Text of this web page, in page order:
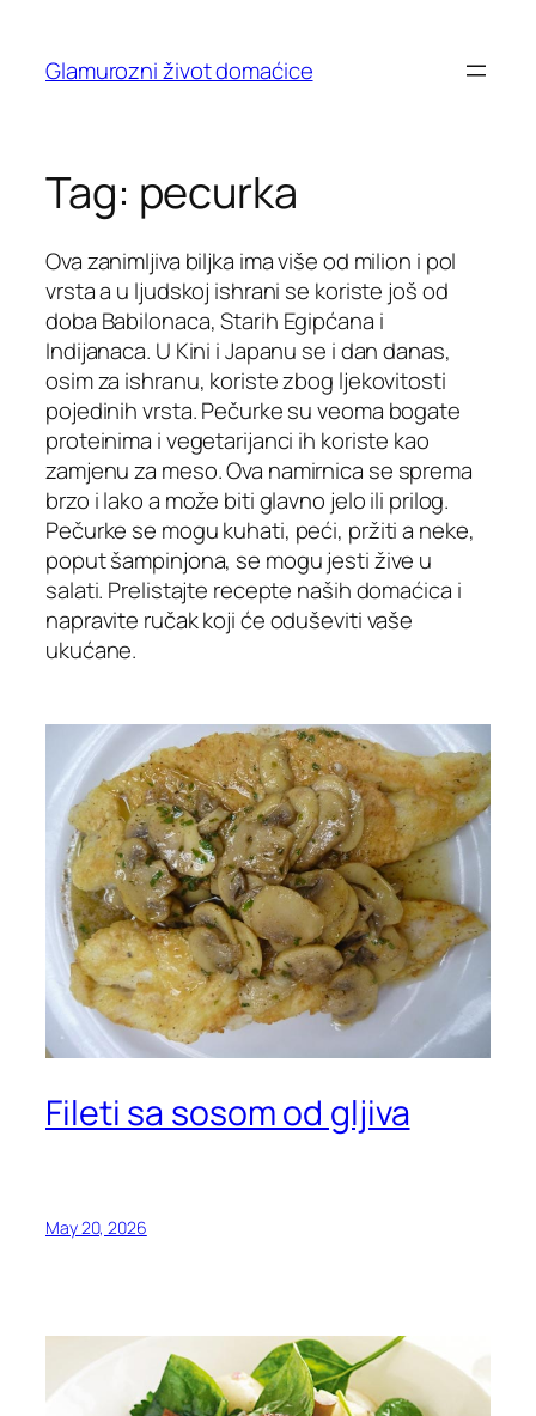
content
Glamurozni život domaćice
Tag: pecurka
Ova zanimljiva biljka ima više od milion i pol
vrsta a u ljudskoj ishrani se koriste još od
doba Babilonaca, Starih Egipćana i
Indijanaca. U Kini i Japanu se i dan danas,
osim za ishranu, koriste zbog ljekovitosti
pojedinih vrsta. Pečurke su veoma bogate
proteinima i vegetarijanci ih koriste kao
zamjenu za meso. Ova namirnica se sprema
brzo i lako a može biti glavno jelo ili prilog.
Pečurke se mogu kuhati, peći, pržiti a neke,
poput šampinjona, se mogu jesti žive u
salati. Prelistajte recepte naših domaćica i
napravite ručak koji će oduševiti vaše
ukućane.
Fileti sa sosom od gljiva
May 20, 2026